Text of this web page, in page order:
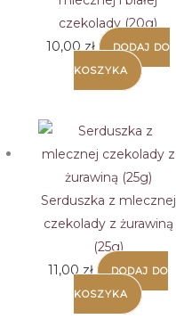
czekolady (20g)
10,00 zł
DODAJ DO
KOSZYKA
Serduszka z mlecznej
czekolady z żurawiną
(25g)
11,00 zł
DODAJ DO
KOSZYKA